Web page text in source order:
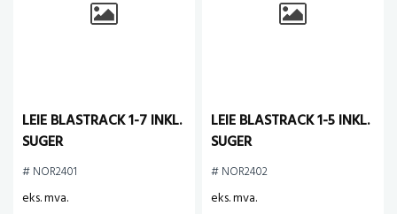
LEIE BLASTRACK 1-7 INKL.
SUGER
# NOR2401
eks. mva.
LEIE BLASTRACK 1-5 INKL.
SUGER
# NOR2402
eks. mva.